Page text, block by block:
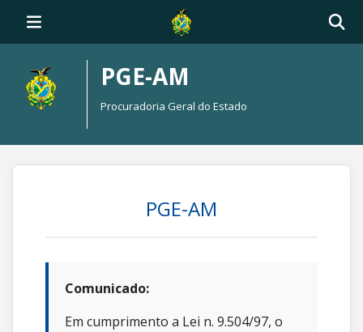
PGE-AM
Procuradoria Geral do Estado
PGE-AM
Comunicado:
Em cumprimento a Lei n. 9.504/97, o